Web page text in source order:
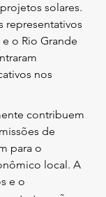
solares.
representativos
o Rio Grande
nos
contribuem
de
para o
local. A
e o